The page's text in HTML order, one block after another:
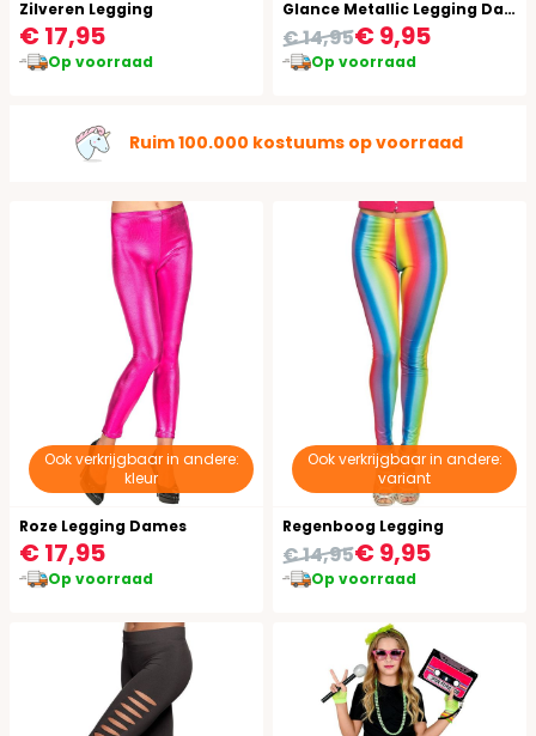
Zilveren Legging
€ 17,95
Op voorraad
Glance Metallic Legging Dames Roze
€ 9,95
€ 14,95
Op voorraad
Ruim 100.000 kostuums op voorraad
Ook verkrijgbaar in andere:
kleur
Roze Legging Dames
€ 17,95
Op voorraad
Ook verkrijgbaar in andere:
variant
Regenboog Legging
€ 9,95
€ 14,95
Op voorraad